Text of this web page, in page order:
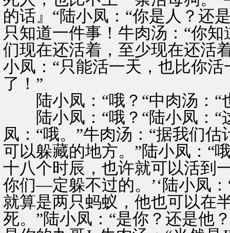
的话』“陆小凤：“你是人？还
只知道一件事！牛肉汤：“你
们现在还活着，至少现在还活
小凤：“只能活一天，也比你活
了！”
陆小凤：“哦？“中肉汤：“
陆小凤：“哦？“陆小凤：“
凤：“哦。”牛肉汤：“据我们
可以躲藏的地方。”陆小凤：“
十八个时辰，也许就可以活到
你们—定躲不过的。’‘陆小凤
就算是两只蚂蚁，他也可以在
死。”陆小凤：“是你？还是他